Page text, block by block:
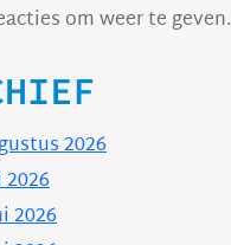
om weer te geven.
2026
2026